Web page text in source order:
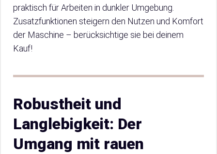
praktisch für Arbeiten in dunkler Umgebung.
Zusatzfunktionen steigern den Nutzen und Komfort
der Maschine – berücksichtige sie bei deinem
Kauf!
Robustheit und
Langlebigkeit: Der
Umgang mit rauen